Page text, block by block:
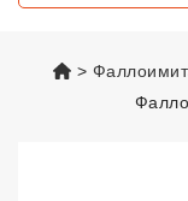
vsexshop.ru